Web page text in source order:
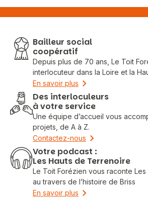
Bailleur social
coopératif
Depuis plus de 70 ans, Le Toit
interlocuteur dans la Loire et la
En savoir plus
Des interloculeurs
à votre service
Une équipe d’accueil vous
projets, de A à Z.
Contactez-nous
Votre podcast :
Les Hauts de Terrenoire
Le Toit Forézien vous raconte
au travers de l’histoire de Briss
En savoir plus